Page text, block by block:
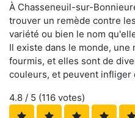
À Chasseneuil-sur-
trouver un remède contre
variété ou bien le nom
Il existe dans le monde,
fourmis, et elles sont de
couleurs, et peuvent infliger
4.8 / 5 (116 votes)